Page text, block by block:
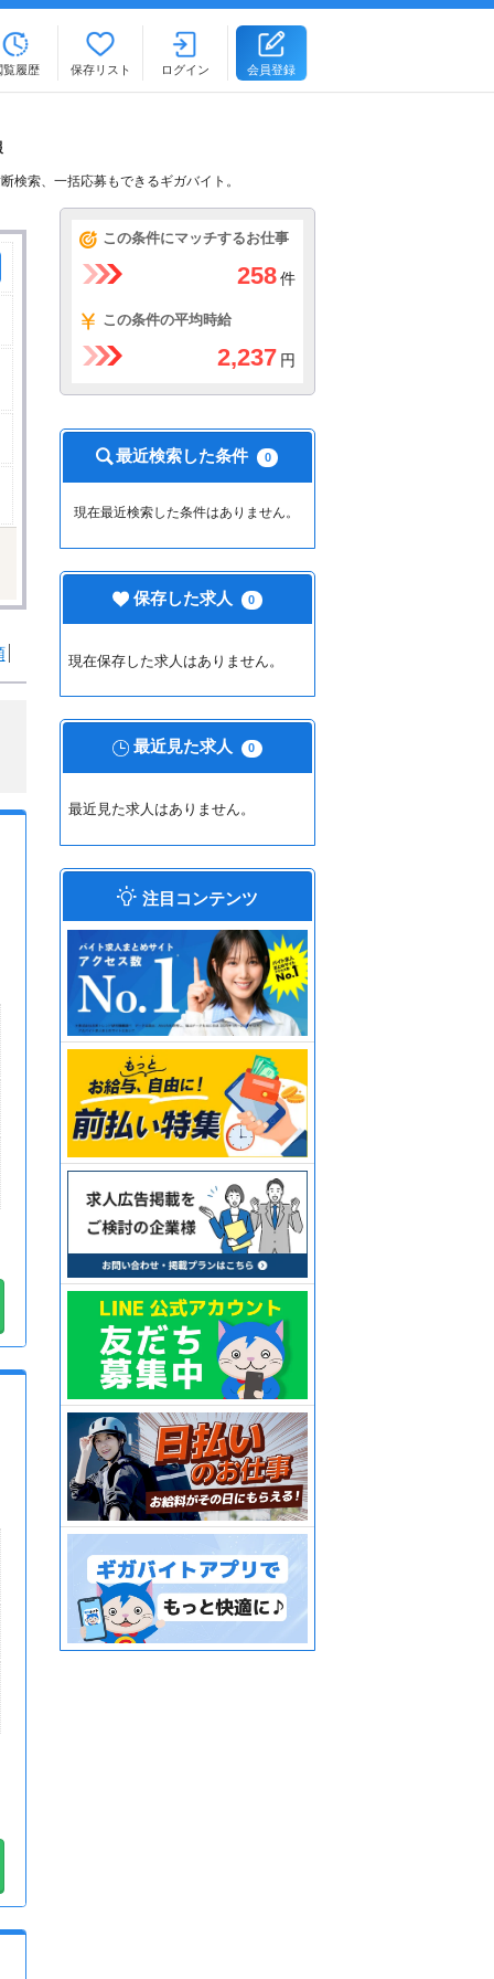
覧履歴 保存リスト ログイン 会員登録
検索、一括応募もできるギガバイト。
この条件にマッチするお仕事
258 件
この条件の平均時給
2,237 円
最近検索した条件 0
現在最近検索した条件はありません。
保存した求人 0
現在保存した求人はありません。
最近見た求人 0
最近見た求人はありません。
注目コンテンツ